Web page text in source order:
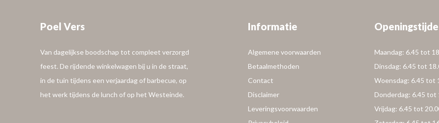
Poel Vers
Van dagelijkse boodschap tot compleet verzorgd
feest. De rijdende winkelwagen bij u in de straat,
in de tuin tijdens een verjaardag of barbecue, op
het werk tijdens de lunch of op het Westeinde.
Informatie
Algemene voorwaarden
Betaalmethoden
Contact
Disclaimer
Leveringsvoorwaarden
Maandag: 6.45 tot
Dinsdag: 6.45 tot
Woensdag: 6.45 tot
Donderdag: 6.45 tot
Vrijdag: 6.45 tot